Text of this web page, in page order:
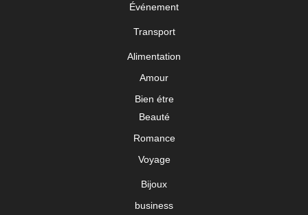
Événement
Transport
Alimentation
Amour
Bien étre
Beauté
Romance
Voyage
Bijoux
business